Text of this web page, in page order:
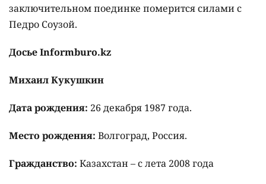
заключительном поединке померится силами с
Педро Соузой.
Досье Informburo.kz
Михаил Кукушкин
Дата рождения: 26 декабря 1987 года.
Место рождения: Волгоград, Россия.
Гражданство: Казахстан – с лета 2008 года